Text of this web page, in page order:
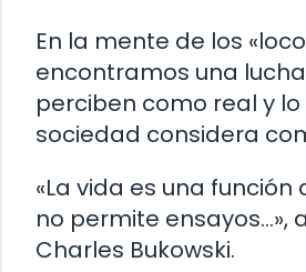
En la mente de los
encontramos una
perciben como real y lo
sociedad considera
«La vida es una
no permite ensayos…»,
Charles Bukowski.